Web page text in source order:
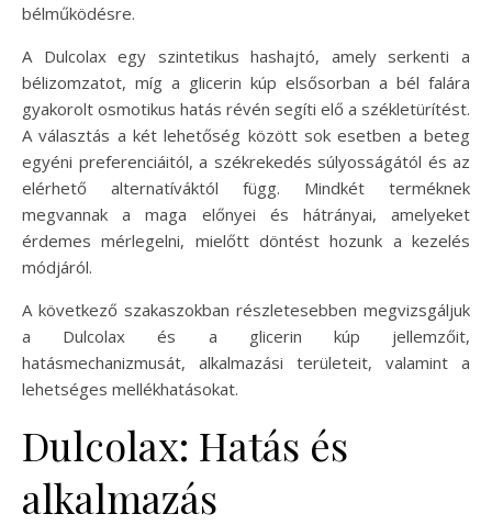
bélműködésre.
A Dulcolax egy szintetikus hashajtó, amely serkenti a
bélizomzatot, míg a glicerin kúp elsősorban a bél falára
gyakorolt osmotikus hatás révén segíti elő a székletürítést.
A választás a két lehetőség között sok esetben a beteg
egyéni preferenciáitól, a székrekedés súlyosságától és az
elérhető alternatíváktól függ. Mindkét terméknek
megvannak a maga előnyei és hátrányai, amelyeket
érdemes mérlegelni, mielőtt döntést hozunk a kezelés
módjáról.
A következő szakaszokban részletesebben megvizsgáljuk
a Dulcolax és a glicerin kúp jellemzőit,
hatásmechanizmusát, alkalmazási területeit, valamint a
lehetséges mellékhatásokat.
Dulcolax: Hatás és
alkalmazás